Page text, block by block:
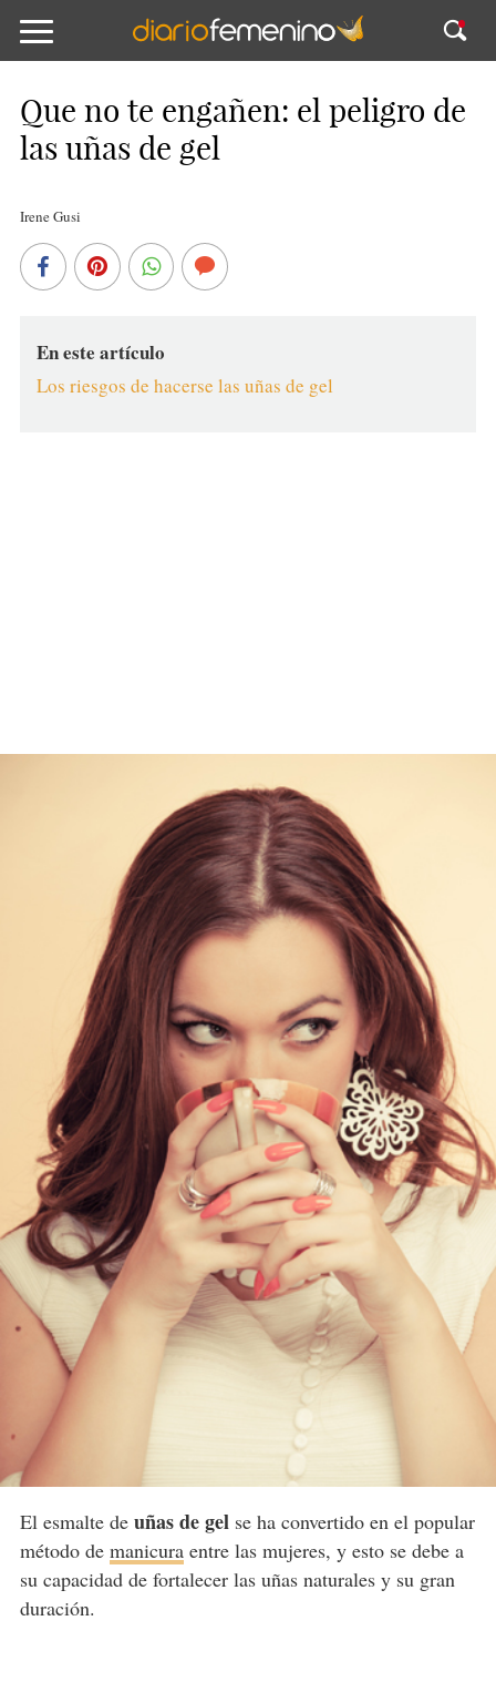
Que no te engañen: el peligro de
las uñas de gel
Irene Gusi
En este artículo
Los riesgos de hacerse las uñas de gel
El esmalte de uñas de gel se ha convertido en el popular
método de manicuraentre las mujeres, y esto se debe a
su capacidad de fortalecer las uñas naturales y su gran
duración.